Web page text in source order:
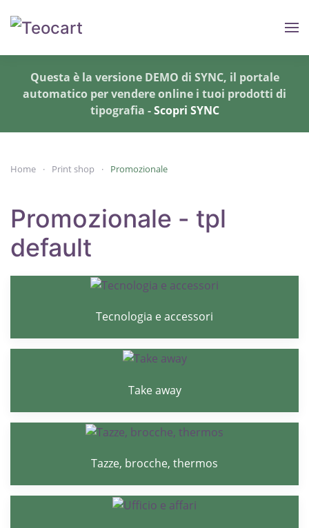
Skip to main content
Questa è la versione DEMO di SYNC, il portale
automatico per vendere online i tuoi prodotti di
tipografia -Scopri SYNC
Home Print shop Promozionale
Promozionale - tpl
default
Tecnologia e accessori
Take away
Tazze, brocche, thermos